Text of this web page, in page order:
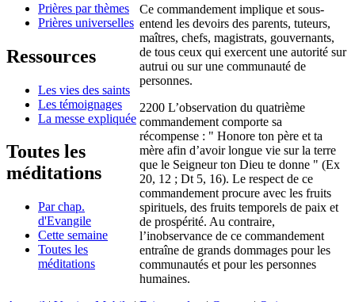
Prières par thèmes
Prières universelles
Ressources
Les vies des saints
Les témoignages
La messe expliquée
Toutes les
méditations
Par chap.
d'Evangile
Cette semaine
Toutes les
méditations
Ce commandement implique et sous-
entend les devoirs des parents, tuteurs,
maîtres, chefs, magistrats, gouvernants,
de tous ceux qui exercent une autorité sur
autrui ou sur une communauté de
personnes.
2200 L’observation du quatrième
commandement comporte sa
récompense : " Honore ton père et ta
mère afin d’avoir longue vie sur la terre
que le Seigneur ton Dieu te donne " (Ex
20, 12 ; Dt 5, 16). Le respect de ce
commandement procure avec les fruits
spirituels, des fruits temporels de paix et
de prospérité. Au contraire,
l’inobservance de ce commandement
entraîne de grands dommages pour les
communautés et pour les personnes
humaines.